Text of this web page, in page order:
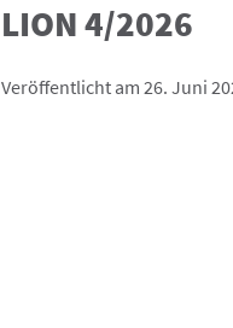
LION 4/2026
Veröffentlicht am 26. Juni